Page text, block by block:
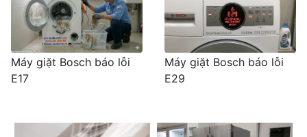
Máy giặt Bosch báo lỗi
E17
Máy giặt Bosch báo lỗi
E29